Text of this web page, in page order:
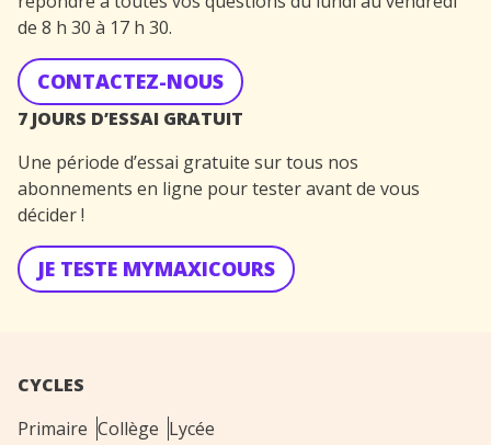
de 8 h 30 à 17 h 30.
CONTACTEZ-NOUS
7 JOURS D’ESSAI GRATUIT
Une période d’essai gratuite sur tous nos
abonnements en ligne pour tester avant de vous
décider !
JE TESTE MYMAXICOURS
CYCLES
Primaire Collège Lycée